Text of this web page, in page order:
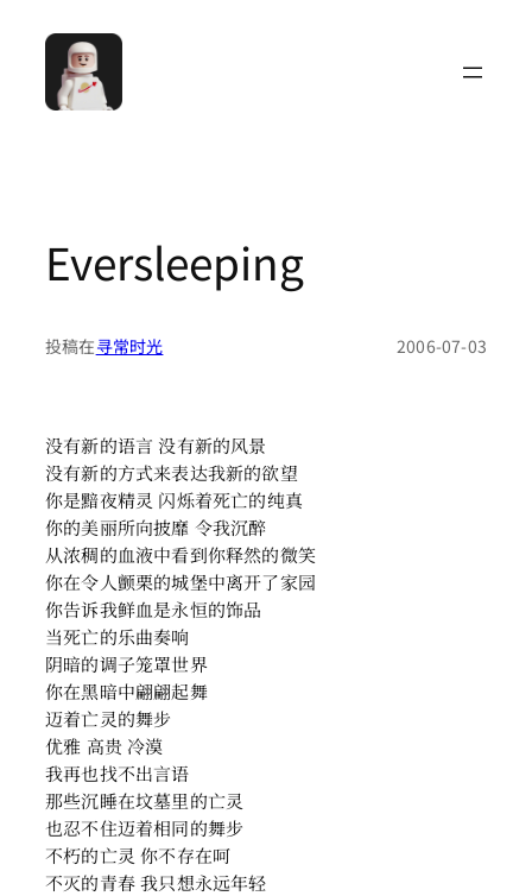
Eversleeping
投稿在寻常时光 2006-07-03
没有新的语言 没有新的风景
没有新的方式来表达我新的欲望
你是黯夜精灵 闪烁着死亡的纯真
你的美丽所向披靡 令我沉醉
从浓稠的血液中看到你释然的微笑
你在令人颤栗的城堡中离开了家园
你告诉我鲜血是永恒的饰品
当死亡的乐曲奏响
阴暗的调子笼罩世界
你在黑暗中翩翩起舞
迈着亡灵的舞步
优雅 高贵 冷漠
我再也找不出言语
那些沉睡在坟墓里的亡灵
也忍不住迈着相同的舞步
不朽的亡灵 你不存在呵
不灭的青春 我只想永远年轻